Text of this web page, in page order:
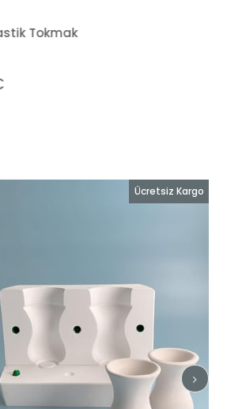
Saplı Konik Rötuş Süngeri
2,01€
Ücretsiz Kargo